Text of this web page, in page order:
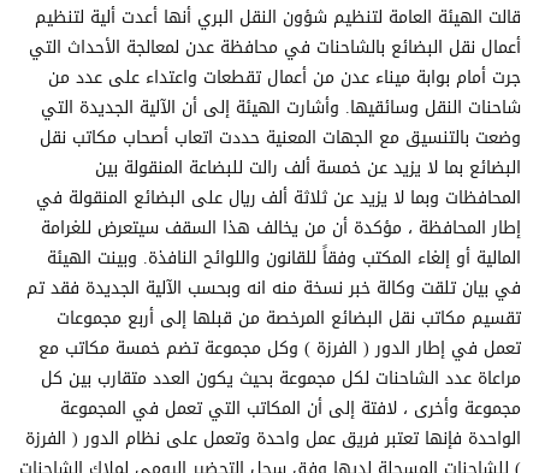
قالت الهيئة العامة لتنظيم شؤون النقل البري أنها أعدت ألية لتنظيم
أعمال نقل البضائع بالشاحنات في محافظة عدن لمعالجة الأحداث التي
جرت أمام بوابة ميناء عدن من أعمال تقطعات واعتداء على عدد من
شاحنات النقل وسائقيها. وأشارت الهيئة إلى أن الآلية الجديدة التي
وضعت بالتنسيق مع الجهات المعنية حددت اتعاب أصحاب مكاتب نقل
البضائع بما لا يزيد عن خمسة ألف رالت للبضاعة المنقولة بين
المحافظات وبما لا يزيد عن ثلاثة ألف ريال على البضائع المنقولة في
إطار المحافظة ، مؤكدة أن من يخالف هذا السقف سيتعرض للغرامة
المالية أو إلغاء المكتب وفقاً للقانون واللوائح النافذة. وبينت الهيئة
في بيان تلقت وكالة خبر نسخة منه انه وبحسب الآلية الجديدة فقد تم
تقسيم مكاتب نقل البضائع المرخصة من قبلها إلى أربع مجموعات
تعمل في إطار الدور ( الفرزة ) وكل مجموعة تضم خمسة مكاتب مع
مراعاة عدد الشاحنات لكل مجموعة بحيث يكون العدد متقارب بين كل
مجموعة وأخرى ، لافتة إلى أن المكاتب التي تعمل في المجموعة
الواحدة فإنها تعتبر فريق عمل واحدة وتعمل على نظام الدور ( الفرزة